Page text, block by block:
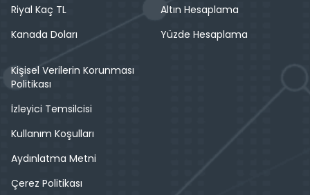
Riyal Kaç TL
Kanada Doları
Altın Hesaplama
Yüzde Hesaplama
Kişisel Verilerin Korunması
Politikası
İzleyici Temsilcisi
Kullanım Koşulları
Aydınlatma Metni
Çerez Politikası